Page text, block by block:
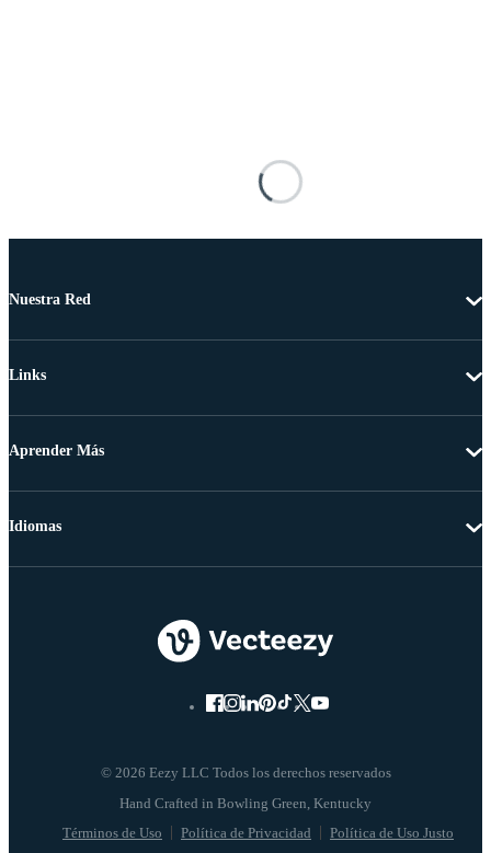
Nuestra Red
Links
Aprender Más
© 2026 Eezy LLC Todos los derechos reservados
Términos de Uso Política de Privacidad Política de Uso Justo
Idiomas